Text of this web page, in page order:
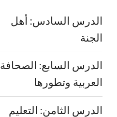
الدرس السادس: أهل
الجنة
الدرس السابع: الصحافة
العربية وتطورها
الدرس الثامن: التعليم